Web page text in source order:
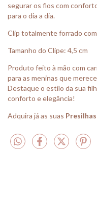
segurar os fios com
para o dia a dia.
Clip totalmente forrado
Tamanho do Clipe: 4,5 cm
Produto feito à mão com
para as meninas que
Destaque o estilo da sua
conforto e elegância!
Adquira já as suas